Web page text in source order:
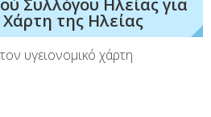
Χάρτη της Ηλείας
υγειονομικό χάρτη